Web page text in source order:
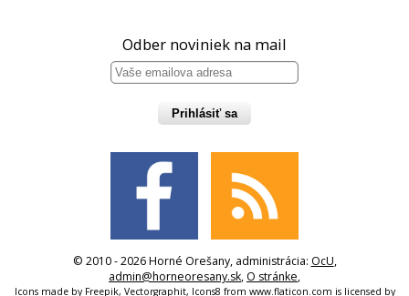
Odber noviniek na mail
Prihlásiť sa
© 2010 - 2026 Horné Orešany, administrácia: OcU,
admin@horneoresany.sk, O stránke,
Icons made by Freepik, Vectorgraphit, Icons8 from www.flaticon.com is licensed by